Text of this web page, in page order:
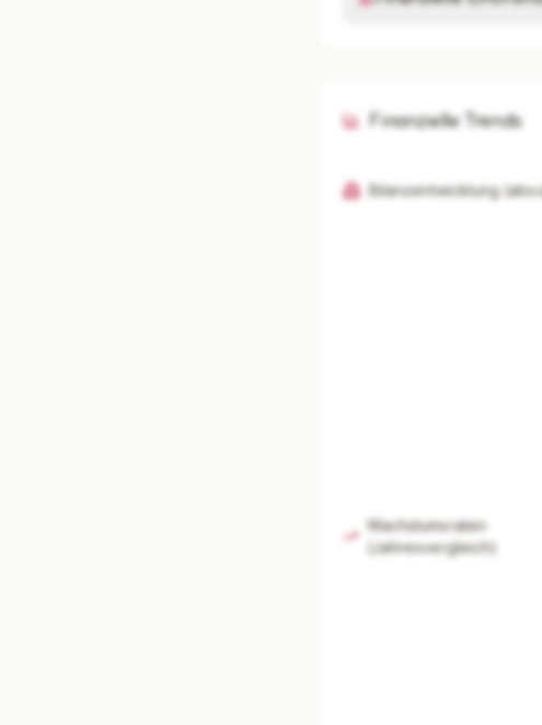
KI-
Finanzielle Trends
Bilanzentwicklung
Wachstumsraten
(Jahresvergleich)